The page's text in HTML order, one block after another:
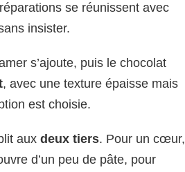
se réunissent avec
insister.
s’ajoute, puis le chocolat
, avec une texture épaisse mais
est choisie.
aux deux tiers. Pour un cœur,
d’un peu de pâte, pour